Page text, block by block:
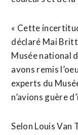
« Cette
déclaré Mai
Musée national
avons remis
experts du
n’avions guère
Selon Louis Van